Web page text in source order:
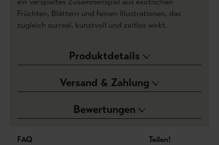
Früchten, Blättern und feinen Illustrationen, das
zugleich surreal, kunstvoll und zeitlos wirkt.
Produktdetails
Versand & Zahlung
Bewertungen
FAQ Teilen!